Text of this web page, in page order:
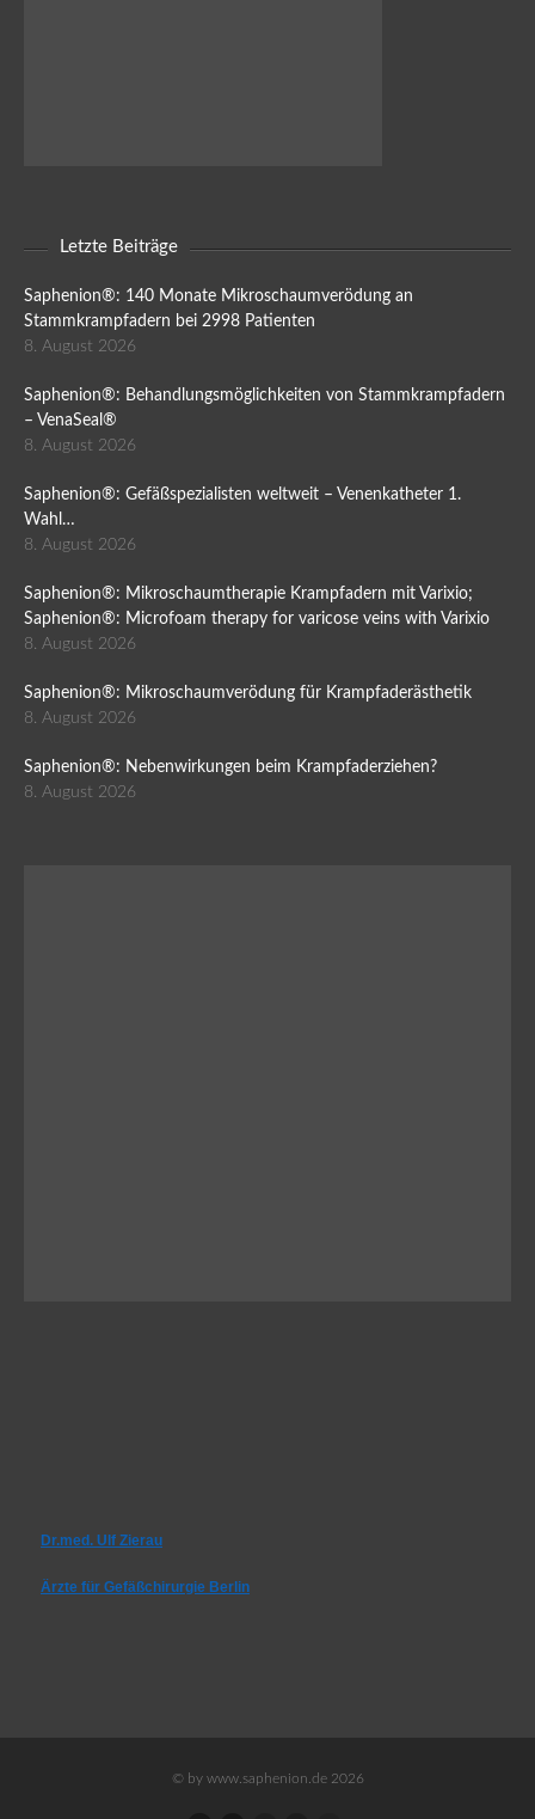
Letzte Beiträge
Saphenion®: 140 Monate Mikroschaumverödung an
Stammkrampfadern bei 2998 Patienten
8. August 2026
Saphenion®: Behandlungsmöglichkeiten von Stammkrampfadern
– VenaSeal®
8. August 2026
Saphenion®: Gefäßspezialisten weltweit – Venenkatheter 1.
Wahl…
8. August 2026
Saphenion®: Mikroschaumtherapie Krampfadern mit Varixio;
Saphenion®: Microfoam therapy for varicose veins with Varixio
8. August 2026
Saphenion®: Mikroschaumverödung für Krampfaderästhetik
8. August 2026
Saphenion®: Nebenwirkungen beim Krampfaderziehen?
8. August 2026
Dr.med. Ulf Zierau
Ärzte für Gefäßchirurgie Berlin
© by www.saphenion.de 2026